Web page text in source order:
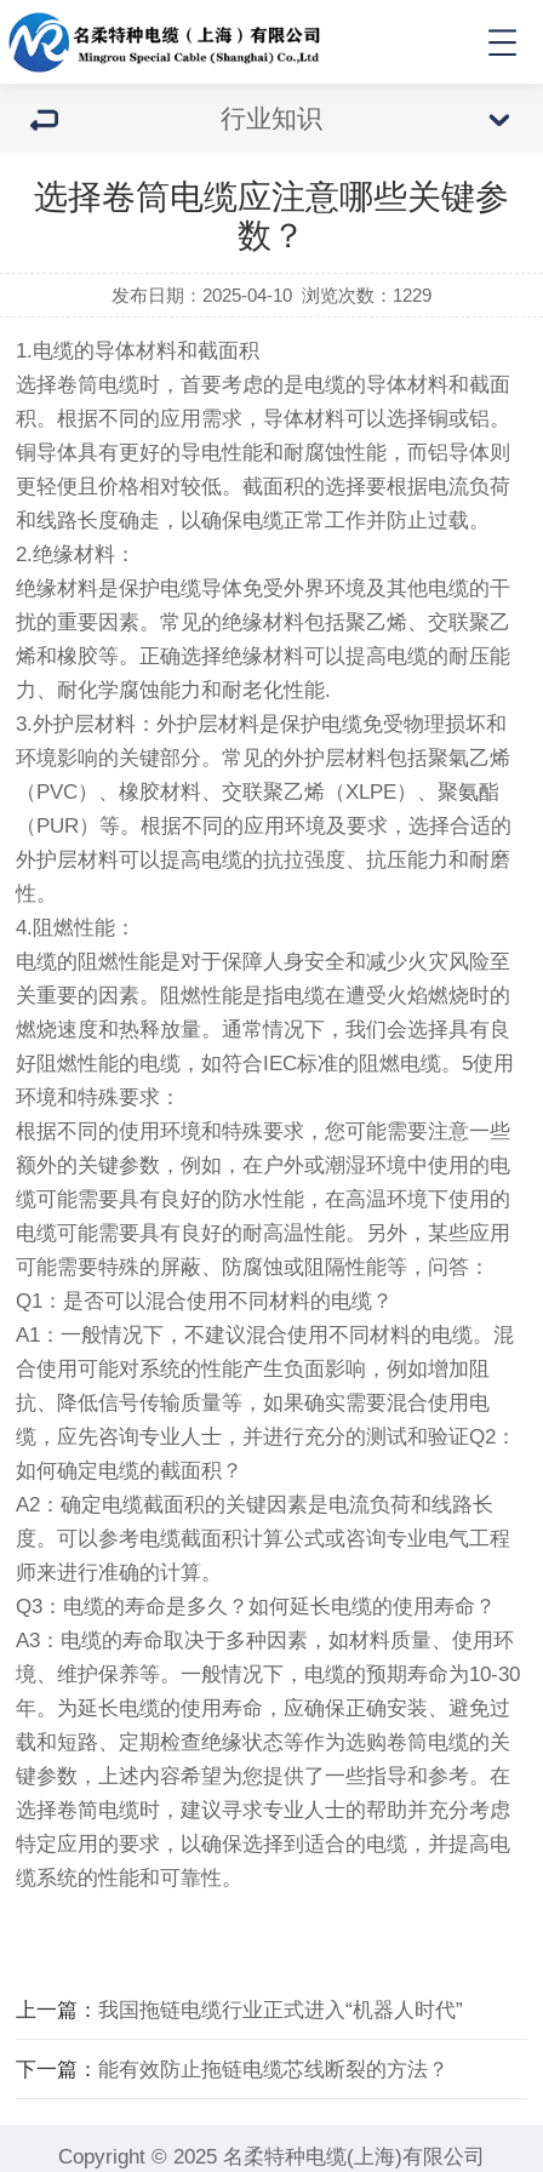
行业知识
选择卷筒电缆应注意哪些关键参
数？
发布日期：2025-04-10 浏览次数： 1229
1.电缆的导体材料和截面积
选择卷筒电缆时，首要考虑的是电缆的导体材料和截面
积。根据不同的应用需求，导体材料可以选择铜或铝。
铜导体具有更好的导电性能和耐腐蚀性能，而铝导体则
更轻便且价格相对较低。截面积的选择要根据电流负荷
和线路长度确走，以确保电缆正常工作并防止过载。
2.绝缘材料：
绝缘材料是保护电缆导体免受外界环境及其他电缆的干
扰的重要因素。常见的绝缘材料包括聚乙烯、交联聚乙
烯和橡胶等。正确选择绝缘材料可以提高电缆的耐压能
力、耐化学腐蚀能力和耐老化性能.
3.外护层材料：外护层材料是保护电缆免受物理损坏和
环境影响的关键部分。常见的外护层材料包括聚氣乙烯
（PVC）、橡胶材料、交联聚乙烯（XLPE）、聚氨酯
（PUR）等。根据不同的应用环境及要求，选择合适的
外护层材料可以提高电缆的抗拉强度、抗压能力和耐磨
性。
4.阻燃性能：
电缆的阻燃性能是对于保障人身安全和减少火灾风险至
关重要的因素。阻燃性能是指电缆在遭受火焰燃烧时的
燃烧速度和热释放量。通常情况下，我们会选择具有良
好阻燃性能的电缆，如符合IEC标准的阻燃电缆。5使用
环境和特殊要求：
根据不同的使用环境和特殊要求，您可能需要注意一些
额外的关键参数，例如，在户外或潮湿环境中使用的电
缆可能需要具有良好的防水性能，在高温环境下使用的
电缆可能需要具有良好的耐高温性能。另外，某些应用
可能需要特殊的屏蔽、防腐蚀或阻隔性能等，问答：
Q1：是否可以混合使用不同材料的电缆？
A1：一般情况下，不建议混合使用不同材料的电缆。混
合使用可能对系统的性能产生负面影响，例如增加阻
抗、降低信号传输质量等，如果确实需要混合使用电
缆，应先咨询专业人士，并进行充分的测试和验证Q2：
如何确定电缆的截面积？
A2：确定电缆截面积的关键因素是电流负荷和线路长
度。可以参考电缆截面积计算公式或咨询专业电气工程
师来进行准确的计算。
Q3：电缆的寿命是多久？如何延长电缆的使用寿命？
A3：电缆的寿命取决于多种因素，如材料质量、使用环
境、维护保养等。一般情况下，电缆的预期寿命为10-30
年。为延长电缆的使用寿命，应确保正确安装、避免过
载和短路、定期检查绝缘状态等作为选购卷筒电缆的关
键参数，上述内容希望为您提供了一些指导和参考。在
选择卷简电缆时，建议寻求专业人士的帮助并充分考虑
特定应用的要求，以确保选择到适合的电缆，并提高电
缆系统的性能和可靠性。
上一篇：我国拖链电缆行业正式进入“机器人时代”
下一篇：能有效防止拖链电缆芯线断裂的方法？
Copyright © 2025 名柔特种电缆(上海)有限公司